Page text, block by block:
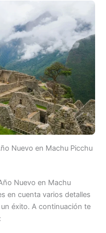
Nuevo en Machu Picchu
Nuevo en Machu
en cuenta varios detalles
éxito. A continuación te